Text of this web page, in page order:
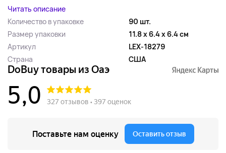
Читать описание
Количество в упаковке
90 шт.
Размер упаковки
11.8 x 6.4 x 6.4 см
Артикул
LEX-18279
Страна
США